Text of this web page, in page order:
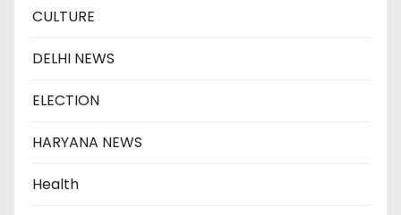
CULTURE
DELHI NEWS
ELECTION
HARYANA NEWS
Health